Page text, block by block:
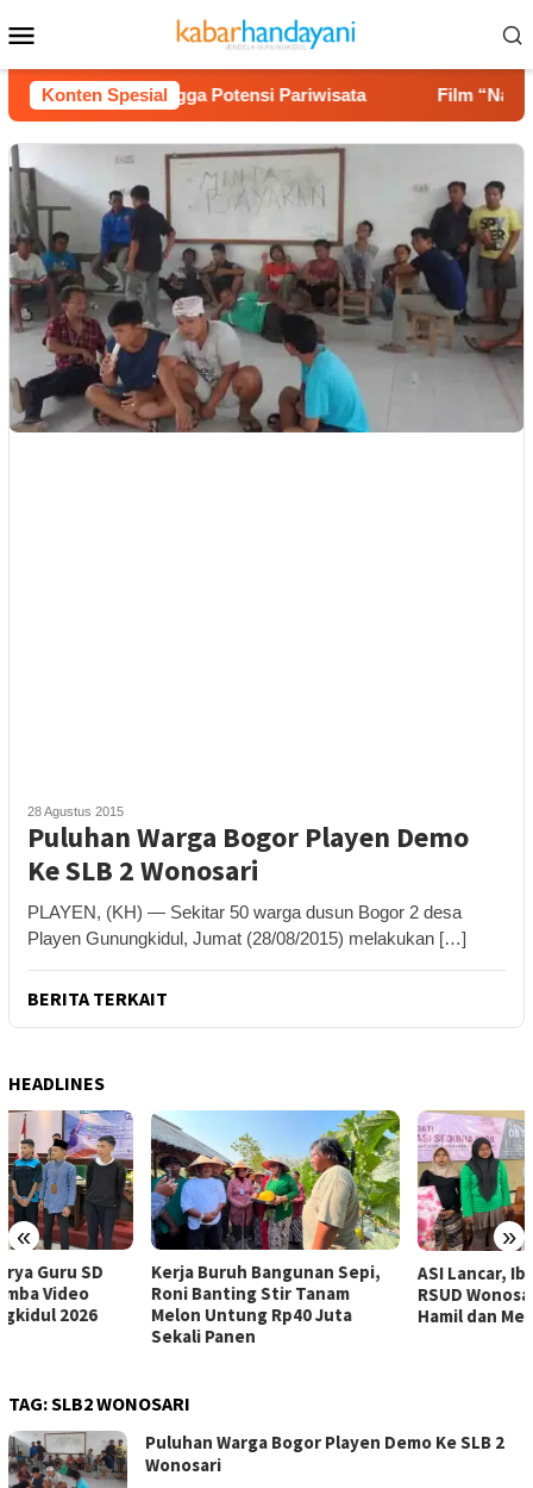
ke
kontenMobile
Konten Spesial
Jalan hingga Potensi Pariwisata Film “Nalar”
28 Agustus 2015
Puluhan Warga Bogor Playen Demo
Ke SLB 2 Wonosari
PLAYEN, (KH) — Sekitar 50 warga dusun Bogor 2 desa
Playen Gunungkidul, Jumat (28/08/2015) melakukan […]
BERITA TERKAIT
HEADLINES
« »
Kerja Buruh Bangunan Sepi,
Roni Banting Stir Tanam
Melon Untung Rp40 Juta
ASI Lancar, Ibu Lebih Tenang:
RSUD Wonosari Dampingi Ibu
Hamil dan Menyusui
TAG:SLB2 WONOSARI
Puluhan Warga Bogor Playen Demo Ke SLB 2
Wonosari